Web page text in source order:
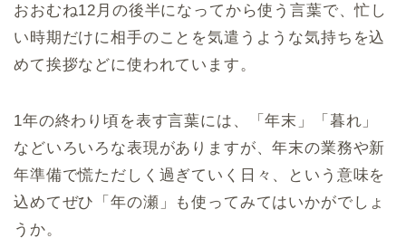
おおむね12月の後半になってから使う言葉で、忙し
い時期だけに相手のことを気遣うような気持ちを込
めて挨拶などに使われています。
1年の終わり頃を表す言葉には、「年末」「暮れ」
などいろいろな表現がありますが、年末の業務や新
年準備で慌ただしく過ぎていく日々、という意味を
込めてぜひ「年の瀬」も使ってみてはいかがでしょ
うか。